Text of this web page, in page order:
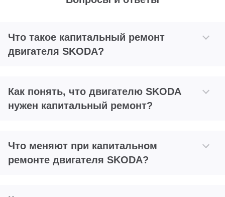
Что такое капитальный ремонт
двигателя SKODA?
Как понять, что двигателю SKODA
нужен капитальный ремонт?
Что меняют при капитальном
ремонте двигателя SKODA?